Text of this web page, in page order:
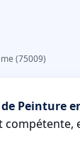
(75009)
Peinture
compétente,